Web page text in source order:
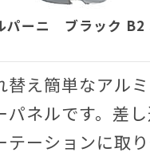
パーニ ブラック
替え簡単なアル
パネルです。差
テーションに取